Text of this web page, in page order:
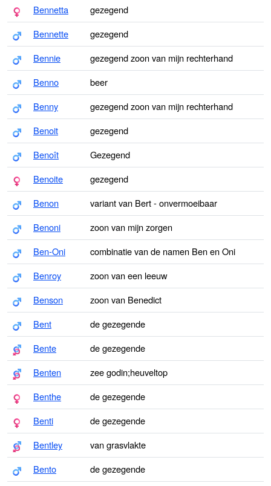
Bennetta
gezegend
Bennette
gezegend
Bennie
gezegend zoon van mijn rechterhand
Benno
beer
Benny
gezegend zoon van mijn rechterhand
Benoit
gezegend
Benoît
Gezegend
Benoite
gezegend
Benon
variant van Bert - onvermoeibaar
Benoni
zoon van mijn zorgen
Ben-Oni
combinatie van de namen Ben en Oni
Benroy
zoon van een leeuw
Benson
zoon van Benedict
Bent
de gezegende
Bente
de gezegende
Benten
zee godin;heuveltop
Benthe
de gezegende
Benti
de gezegende
Bentley
van grasvlakte
Bento
de gezegende